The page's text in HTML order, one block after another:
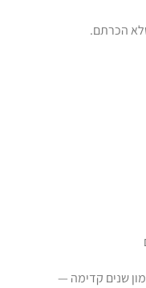
הכרתם.
שנים קדימה —